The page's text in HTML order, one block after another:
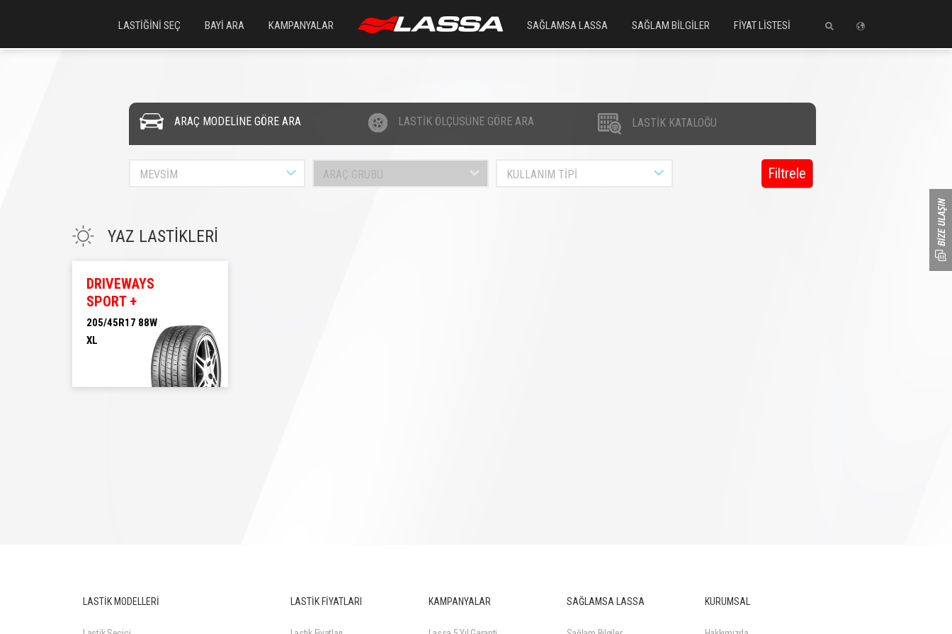
LASTİĞİNİ SEÇ BAYİ ARA KAMPANYALAR SAĞLAMSA LASSA SAĞLAM BİLGİLER FİYAT LİSTESİ
ARAÇ MODELİNE GÖRE ARA LASTİK ÖLÇÜSÜNE GÖRE ARA LASTİK KATALOĞU
MEVSİM ARAÇ GRUBU KULLANIM TİPİ Filtrele
YAZ LASTİKLERİ
DRIVEWAYS
SPORT +
205/45R17 88W
XL
LASTİK MODELLERİ LASTİK FİYATLARI KAMPANYALAR SAĞLAMSA LASSA KURUMSAL